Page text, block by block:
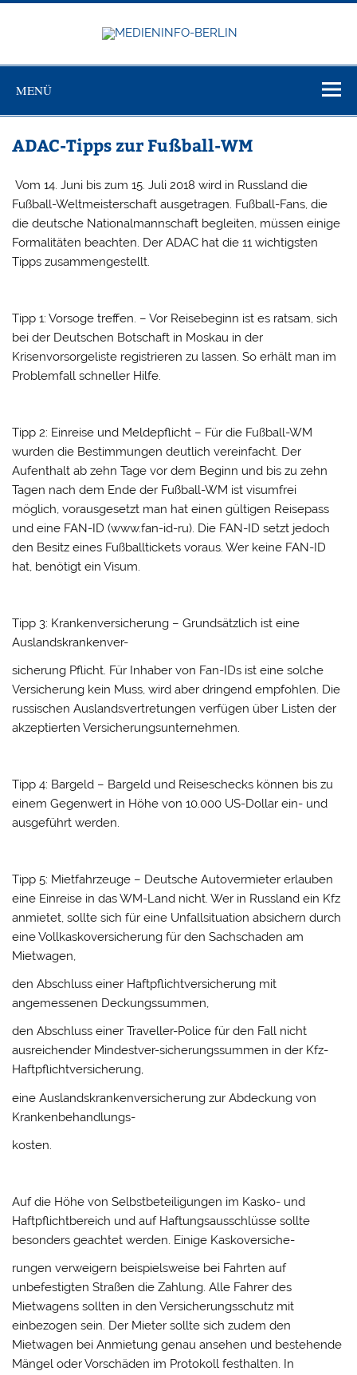
Zum
MENÜ
ADAC-Tipps zur Fußball-WM
Vom 14. Juni bis zum 15. Juli 2018 wird in Russland die
Fußball-Weltmeisterschaft ausgetragen. Fußball-Fans, die
die deutsche Nationalmannschaft begleiten, müssen einige
Formalitäten beachten. Der ADAC hat die 11 wichtigsten
Tipps zusammengestellt.
Tipp 1: Vorsoge treffen. – Vor Reisebeginn ist es ratsam, sich
bei der Deutschen Botschaft in Moskau in der
Krisenvorsorgeliste registrieren zu lassen. So erhält man im
Problemfall schneller Hilfe.
Tipp 2: Einreise und Meldepflicht – Für die Fußball-WM
wurden die Bestimmungen deutlich vereinfacht. Der
Aufenthalt ab zehn Tage vor dem Beginn und bis zu zehn
Tagen nach dem Ende der Fußball-WM ist visumfrei
möglich, vorausgesetzt man hat einen gültigen Reisepass
und eine FAN-ID (www.fan-id-ru). Die FAN-ID setzt jedoch
den Besitz eines Fußballtickets voraus. Wer keine FAN-ID
hat, benötigt ein Visum.
Tipp 3: Krankenversicherung – Grundsätzlich ist eine
Auslandskrankenver-
sicherung Pflicht. Für Inhaber von Fan-IDs ist eine solche
Versicherung kein Muss, wird aber dringend empfohlen. Die
russischen Auslandsvertretungen verfügen über Listen der
akzeptierten Versicherungsunternehmen.
Tipp 4: Bargeld – Bargeld und Reiseschecks können bis zu
einem Gegenwert in Höhe von 10.000 US-Dollar ein- und
ausgeführt werden.
Tipp 5: Mietfahrzeuge – Deutsche Autovermieter erlauben
eine Einreise in das WM-Land nicht. Wer in Russland ein Kfz
anmietet, sollte sich für eine Unfallsituation absichern durch
eine Vollkaskoversicherung für den Sachschaden am
Mietwagen,
den Abschluss einer Haftpflichtversicherung mit
angemessenen Deckungssummen,
den Abschluss einer Traveller-Police für den Fall nicht
ausreichender Mindestver-sicherungssummen in der Kfz-
Haftpflichtversicherung,
eine Auslandskrankenversicherung zur Abdeckung von
Krankenbehandlungs-
kosten.
Auf die Höhe von Selbstbeteiligungen im Kasko- und
Haftpflichtbereich und auf Haftungsausschlüsse sollte
besonders geachtet werden. Einige Kaskoversiche-
rungen verweigern beispielsweise bei Fahrten auf
unbefestigten Straßen die Zahlung. Alle Fahrer des
Mietwagens sollten in den Versicherungsschutz mit
einbezogen sein. Der Mieter sollte sich zudem den
Mietwagen bei Anmietung genau ansehen und bestehende
Mängel oder Vorschäden im Protokoll festhalten. In